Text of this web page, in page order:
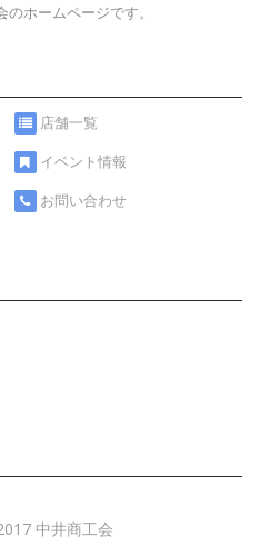
ホームページです。
店舗一覧
イベント情報
お問い合わせ
中井商工会